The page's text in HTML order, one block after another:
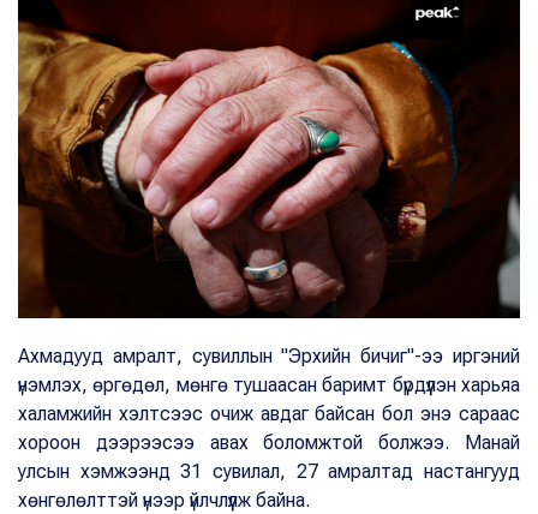
Ахмадууд амралт, сувиллын "Эрхийн бичиг"-ээ иргэний
үнэмлэх, өргөдөл, мөнгө тушаасан баримт бүрдүүлэн харьяа
халамжийн хэлтсээс очиж авдаг байсан бол энэ сараас
хороон дээрээсээ авах боломжтой болжээ. Манай
улсын хэмжээнд 31 сувилал, 27 амралтад настангууд
хөнгөлөлттэй үнээр үйлчлүүлж байна.